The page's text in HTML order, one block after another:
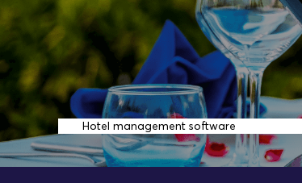
Tin tức
Dịch vụ lưu trú
Liên hệHotel management software